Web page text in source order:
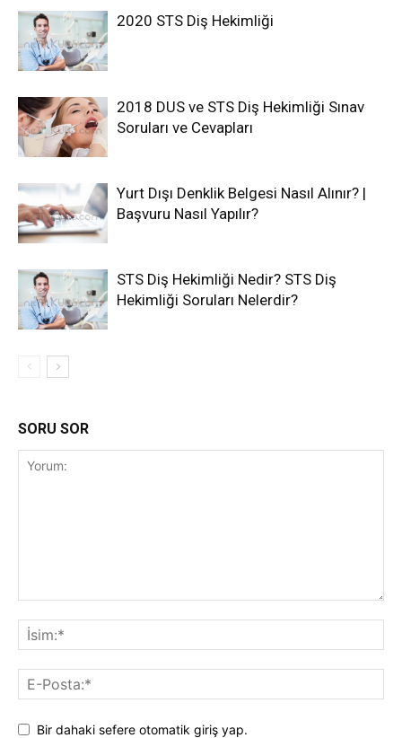
2020 STS Diş Hekimliği
2018 DUS ve STS Diş Hekimliği Sınav
Soruları ve Cevapları
Yurt Dışı Denklik Belgesi Nasıl Alınır? |
Başvuru Nasıl Yapılır?
STS Diş Hekimliği Nedir? STS Diş
Hekimliği Soruları Nelerdir?
SORU SOR
Bir dahaki sefere otomatik giriş yap.